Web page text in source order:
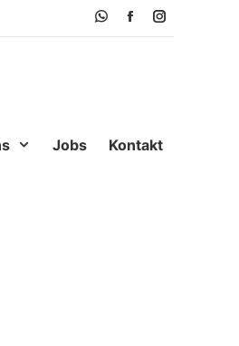
WhatsApp
FacebookInstagram
Jobs Kontakt